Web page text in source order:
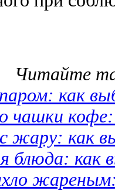
Читайте
как
чашки
жару: как
блюда: как